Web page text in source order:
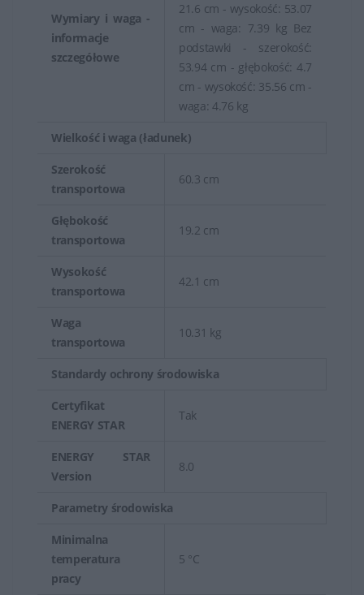
Wymiary i waga -
informacje
szczegółowe
21.6 cm - wysokość: 53.07
cm - waga: 7.39 kg Bez
podstawki - szerokość:
53.94 cm - głębokość: 4.7
cm - wysokość: 35.56 cm -
waga: 4.76 kg
Wielkość i waga (ładunek)
Szerokość
transportowa
60.3 cm
Głębokość
transportowa
19.2 cm
Wysokość
transportowa
42.1 cm
Waga
transportowa
10.31 kg
Standardy ochrony środowiska
Certyfikat
ENERGY STAR
Tak
ENERGY STAR
Version
8.0
Parametry środowiska
Minimalna
temperatura
pracy
5 °C